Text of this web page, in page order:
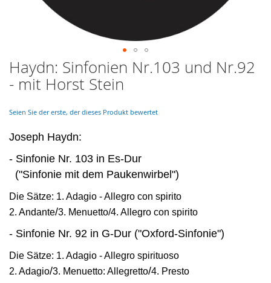
Skip
to
the
of
images
Haydn: Sinfonien Nr.103 und Nr.92
- mit Horst Stein
Seien Sie der erste, der dieses Produkt bewertet
Joseph Haydn:
- Sinfonie Nr. 103 in Es-Dur
("Sinfonie mit dem Paukenwirbel")
Die Sätze: 1. Adagio - Allegro con spirito
2. Andante/3. Menuetto/4. Allegro con spirito
- Sinfonie Nr. 92 in G-Dur ("Oxford-Sinfonie")
Die Sätze: 1. Adagio - Allegro spirituoso
2. Adagio/3. Menuetto: Allegretto/4. Presto